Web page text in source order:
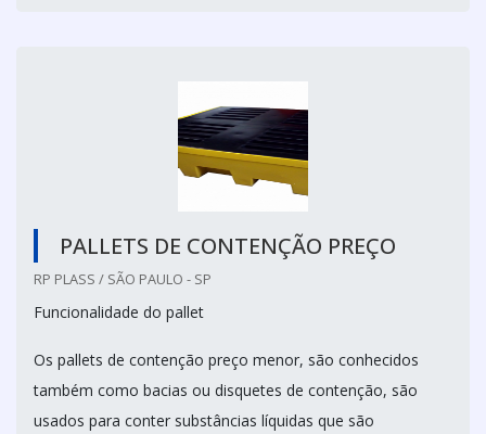
PALLETS DE CONTENÇÃO PREÇO
RP PLASS / SÃO PAULO - SP
Funcionalidade do pallet
Os pallets de contenção preço menor, são conhecidos
também como bacias ou disquetes de contenção, são
usados para conter substâncias líquidas que são